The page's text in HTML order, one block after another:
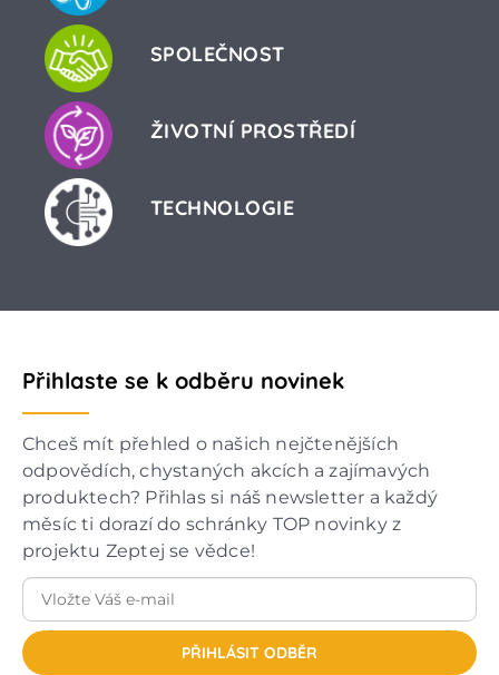
SPOLEČNOST
ŽIVOTNÍ PROSTŘEDÍ
TECHNOLOGIE
Přihlaste se k odběru novinek
Chceš mít přehled o našich nejčtenějších
odpovědích, chystaných akcích a zajímavých
produktech? Přihlas si náš newsletter a každý
měsíc ti dorazí do schránky TOP novinky z
projektu Zeptej se vědce!
PŘIHLÁSIT ODBĚR